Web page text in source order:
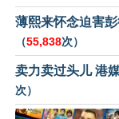
薄熙来怀念迫害
（55,838次）
卖力卖过头儿 港
次）